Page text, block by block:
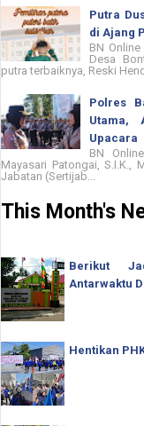
Putra
di Ajang
BN
Desa
putra terbaiknya, Reski
Polres
Utama,
Upacara
BN
Mayasari Patongai, S.I.K.,
Jabatan (Sertijab...
This Month's
Berikut
Antarwaktu
Hentikan